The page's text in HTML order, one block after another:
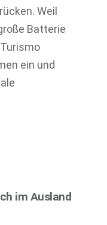
Weil
Batterie
ein und
im Ausland